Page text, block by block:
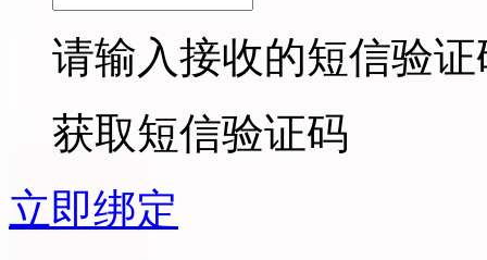
请输入接收的短信验证
获取短信验证码
立即绑定